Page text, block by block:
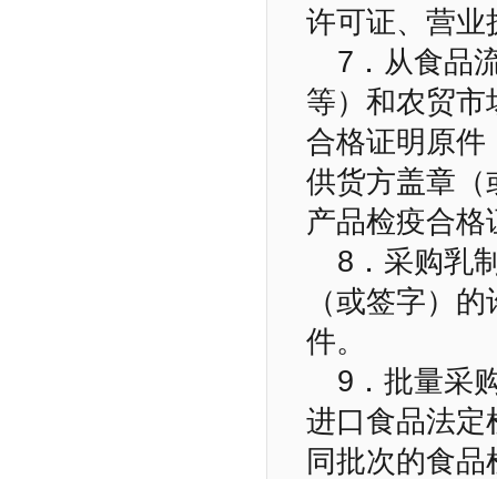
许可证、营业
7．从食品
等）和农贸市
合格证明原件
供货方盖章（
产品检疫合格
8．采购乳
（或签字）
件。
9．批量采
进口食品法定
同批次的食